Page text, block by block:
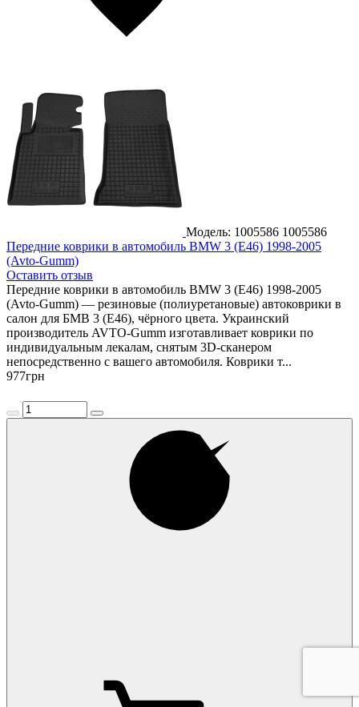
Модель: 1005586 1005586
Передние коврики в автомобиль BMW 3 (E46) 1998-2005
(Avto-Gumm)
Оставить отзыв
Передние коврики в автомобиль BMW 3 (E46) 1998-2005
(Avto-Gumm) — резиновые (полиуретановые) автоковрики в
салон для БМВ 3 (Е46), чёрного цвета. Украинский
производитель AVTO-Gumm изготавливает коврики по
индивидуальным лекалам, снятым 3D-сканером
непосредственно с вашего автомобиля. Коврики т...
977грн